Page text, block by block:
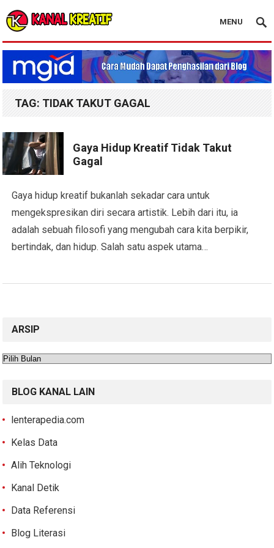
Blog Kanal Kreatif
MENU
TAG: TIDAK TAKUT GAGAL
Gaya Hidup Kreatif Tidak Takut
Gagal
Gaya hidup kreatif bukanlah sekadar cara untuk
mengekspresikan diri secara artistik. Lebih dari itu, ia
adalah sebuah filosofi yang mengubah cara kita berpikir,
bertindak, dan hidup. Salah satu aspek utama…
ARSIP
Arsip
BLOG KANAL LAIN
lenterapedia.com
Kelas Data
Alih Teknologi
Kanal Detik
Data Referensi
Blog Literasi